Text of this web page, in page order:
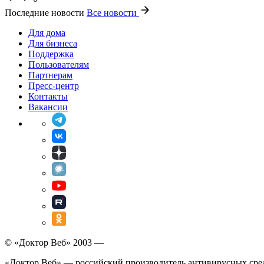
Последние новости Все новости
Для дома
Для бизнеса
Поддержка
Пользователям
Партнерам
Пресс-центр
Контакты
Вакансии
© «Доктор Веб» 2003 —